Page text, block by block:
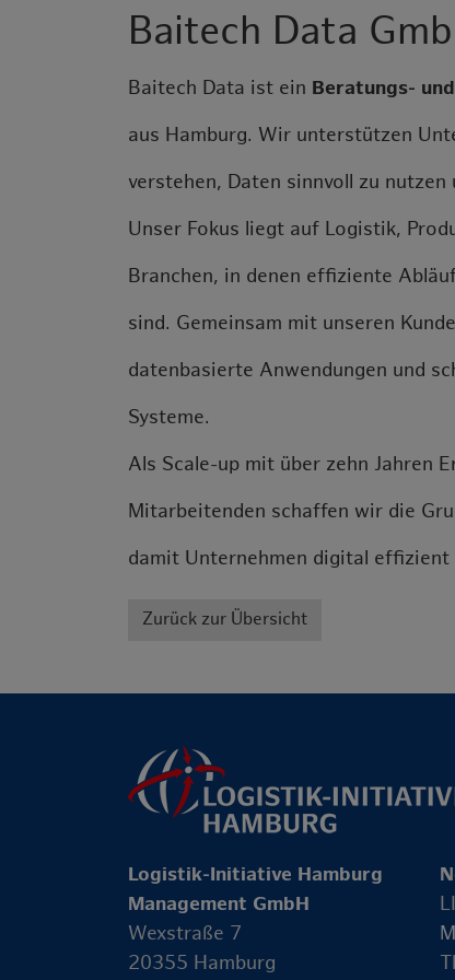
Baitech Data
Baitech Data ist ein Beratungs-
aus Hamburg. Wir unterstützen
verstehen, Daten sinnvoll zu nutzen
Unser Fokus liegt auf Logistik,
Branchen, in denen effiziente
sind. Gemeinsam mit unseren
datenbasierte Anwendungen und
Systeme.
Als Scale-up mit über zehn Jahren
Mitarbeitenden schaffen wir die
damit Unternehmen digital effizient
Zurück zur Übersicht
Logistik-Initiative Hamburg
Management GmbH
Wexstraße 7
20355 Hamburg